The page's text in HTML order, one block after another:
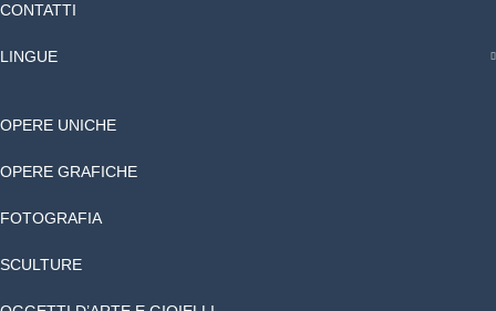
CONTATTI
LINGUE
OPERE UNICHE
OPERE GRAFICHE
FOTOGRAFIA
SCULTURE